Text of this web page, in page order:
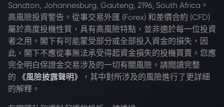
Sandton, Johannesburg, Gauteng, 2196, South Africa。
高風險投資警告。從事交易外匯 (Forex) 和差價合約 (CFD)
屬於高度投機性質，具有高風險特點，並非適於每一位投資
者之用。閣下有可能蒙受部分或全部投入資金的損失，因
此，閣下不應從事無法承受得起資金損失的投機買賣。您應
完全明白保證金交易涉及的一切有關風險。請閱讀完整
的
《風險披露聲明》
，其中對所涉及的風險進行了更詳細
的解釋。